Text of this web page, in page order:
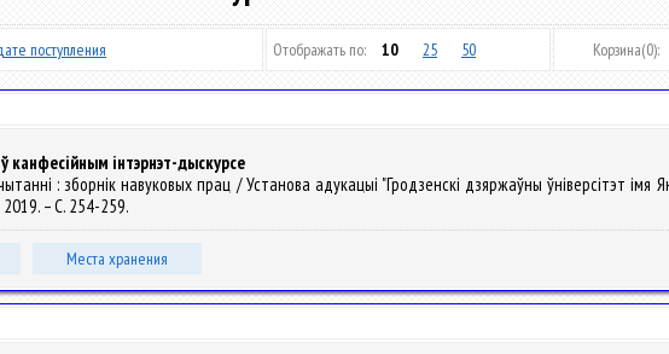
поступления Отображать по: 10 25 50 Корзина(0):
канфесійным інтэрнэт-дыскурсе
: зборнік навуковых прац / Установа адукацыі "Гродзенскі дзяржаўны ўніверсітэт
2019. – С. 254-259.
Места хранения